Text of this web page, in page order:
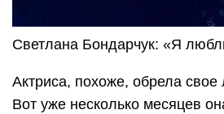
Светлана Бондарчук: «Я
Актриса, похоже, обрела свое
Вот уже несколько месяцев